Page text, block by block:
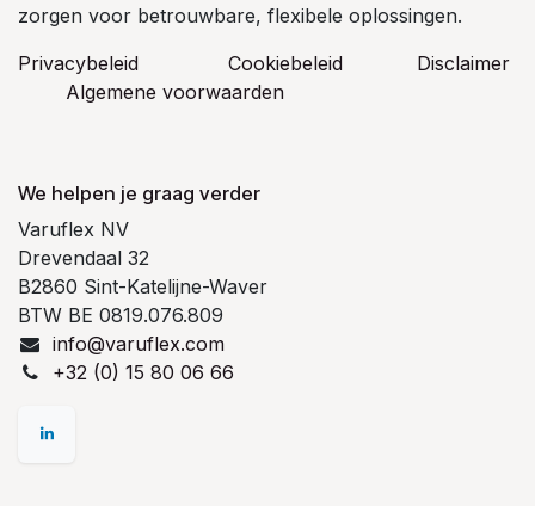
zorgen voor betrouwbare, flexibele oplossingen.
Privacybeleid
Cookiebeleid
​Disclaimer
Algemene voorwaarden
We helpen je graag verder
Varuflex NV
Drevendaal 32
B2860 Sint-Katelijne-Waver
BTW BE 0819.076.809
info@varuflex.com
+32 (0) 15 80 06 66